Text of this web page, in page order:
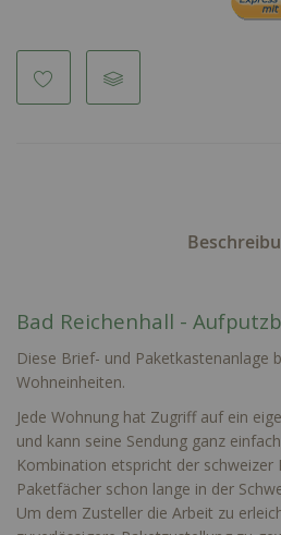
Bad Reichenhall -
Diese Brief- und Paketkastenanlage
Wohneinheiten.
Jede Wohnung hat Zugriff auf ein
und kann seine Sendung ganz
Kombination etspricht der
Paketfächer schon lange in der
Um dem Zusteller die Arbeit zu